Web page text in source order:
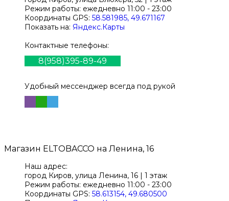
Режим работы: ежедневно 11:00 - 23:00
Координаты GPS: 58.581985, 49.671167
Показать на: Яндекс.Карты
Контактные телефоны:
8(958)395-89-49
Удобный мессенджер всегда под рукой
Магазин ELTOBACCO на Ленина, 16
Наш адрес:
город Киров, улица Ленина, 16 | 1 этаж
Режим работы: ежедневно 11:00 - 23:00
Координаты GPS: 58.613154, 49.680500